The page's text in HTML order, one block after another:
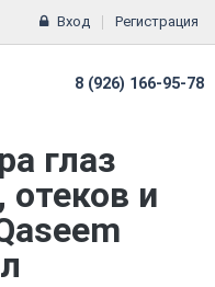
Вход Регистрация
8 (926) 166-95-78
глаз
и